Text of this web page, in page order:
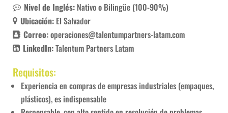
Nivel de Inglés: Nativo o Bilingüe (100-90%)
Ubicación: El Salvador
Correo:operaciones@talentumpartners-latam.com
LinkedIn:Talentum Partners Latam
Requisitos:
Experiencia en compras de empresas industriales (empaques,
plásticos), es indispensable